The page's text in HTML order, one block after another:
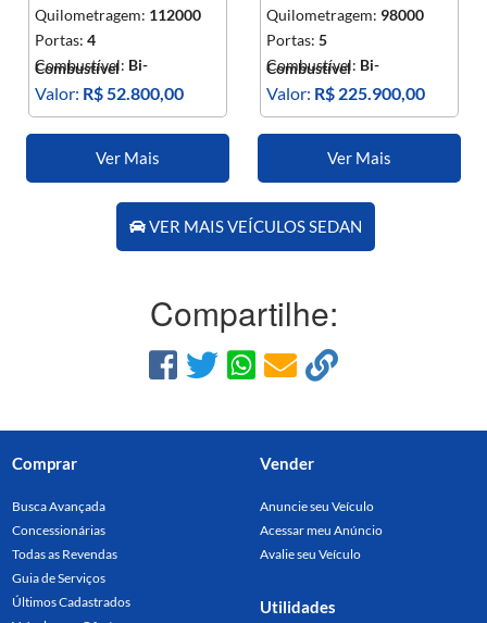
Quilometragem: 112000
Portas:4
Combustível: Bi-
Combustível
Valor: R$ 52.800,00
Ver Mais
Quilometragem: 98000
Portas:5
Combustível: Bi-
Combustível
Valor: R$ 225.900,00
Ver Mais
VER MAIS VEÍCULOS SEDAN
Compartilhe:
Comprar
Busca Avançada
Concessionárias
Todas as Revendas
Guia de Serviços
Últimos Cadastrados
Vender
Anuncie seu Veículo
Acessar meu Anúncio
Avalie seu Veículo
Utilidades